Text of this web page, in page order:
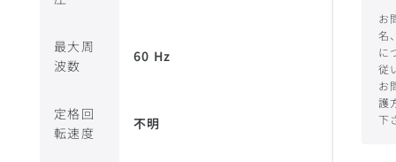
最大周
波数
60 Hz
定格回
転速度
不明
お
名
に
従
お
護
下